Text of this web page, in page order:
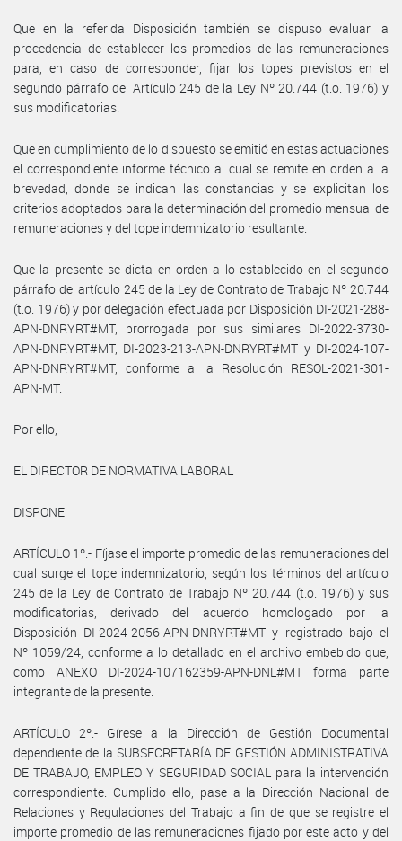
Que en la referida Disposición también se dispuso evaluar la
procedencia de establecer los promedios de las remuneraciones
para, en caso de corresponder, fijar los topes previstos en el
segundo párrafo del Artículo 245 de la Ley Nº 20.744 (t.o. 1976) y
sus modificatorias.
Que en cumplimiento de lo dispuesto se emitió en estas actuaciones
el correspondiente informe técnico al cual se remite en orden a la
brevedad, donde se indican las constancias y se explicitan los
criterios adoptados para la determinación del promedio mensual de
remuneraciones y del tope indemnizatorio resultante.
Que la presente se dicta en orden a lo establecido en el segundo
párrafo del artículo 245 de la Ley de Contrato de Trabajo Nº 20.744
(t.o. 1976) y por delegación efectuada por Disposición DI-2021-288-
APN-DNRYRT#MT, prorrogada por sus similares DI-2022-3730-
APN-DNRYRT#MT, DI-2023-213-APN-DNRYRT#MT y DI-2024-107-
APN-DNRYRT#MT, conforme a la Resolución RESOL-2021-301-
APN-MT.
Por ello,
EL DIRECTOR DE NORMATIVA LABORAL
DISPONE:
ARTÍCULO 1º.- Fíjase el importe promedio de las remuneraciones del
cual surge el tope indemnizatorio, según los términos del artículo
245 de la Ley de Contrato de Trabajo Nº 20.744 (t.o. 1976) y sus
modificatorias, derivado del acuerdo homologado por la
Disposición DI-2024-2056-APN-DNRYRT#MT y registrado bajo el
Nº 1059/24, conforme a lo detallado en el archivo embebido que,
como ANEXO DI-2024-107162359-APN-DNL#MT forma parte
integrante de la presente.
ARTÍCULO 2º.- Gírese a la Dirección de Gestión Documental
dependiente de la SUBSECRETARÍA DE GESTIÓN ADMINISTRATIVA
DE TRABAJO, EMPLEO Y SEGURIDAD SOCIAL para la intervención
correspondiente. Cumplido ello, pase a la Dirección Nacional de
Relaciones y Regulaciones del Trabajo a fin de que se registre el
importe promedio de las remuneraciones fijado por este acto y del